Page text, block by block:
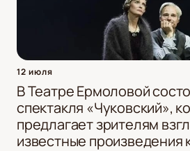
12 июля
В Театре Ермоловой
спектакля «Чуковский»,
предлагает зрителям
известные произведения